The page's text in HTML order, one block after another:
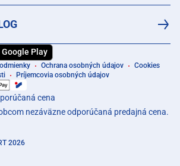
Google Play
Ochrana osobných údajov
Cookies
Príjemcovia osobných údajov
cena
nezáväzne odporúčaná predajná cena.
2026